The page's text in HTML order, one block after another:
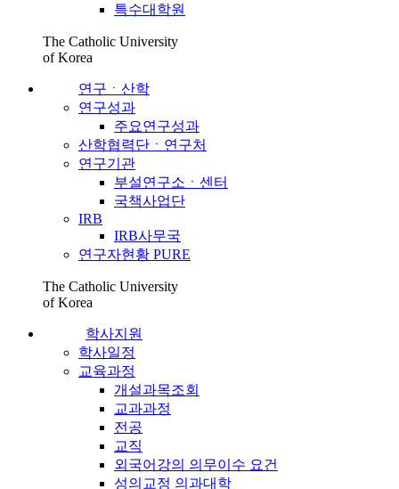
특수대학원
The Catholic University
of Korea
연구ㆍ산학
연구성과
주요연구성과
산학협력단ㆍ연구처
연구기관
부설연구소ㆍ센터
국책사업단
IRB
IRB사무국
연구자현황 PURE
The Catholic University
of Korea
학사지원
학사일정
교육과정
개설과목조회
교과과정
전공
교직
외국어강의 의무이수 요건
성의교정 의과대학